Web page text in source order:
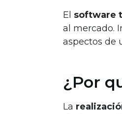
El software
al mercado.
aspectos de
¿Por
La